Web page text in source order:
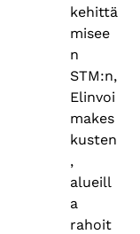
kehittä
misee
n
STM:n,
Elinvoi
makes
kusten
,
alueill
a
rahoit